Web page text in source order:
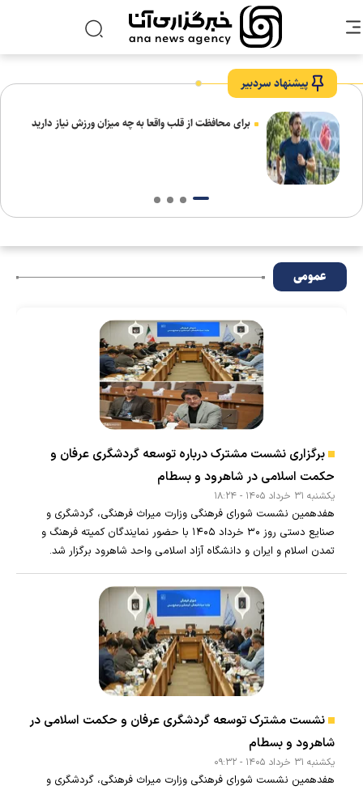
پیشنهاد سردبیر
برای محافظت از قلب واقعا به چه میزان ورزش نیاز دارید
عمومی
برگزاری نشست مشترک درباره توسعه گردشگری عرفان و
حکمت اسلامی در شاهرود و بسطام
يکشنبه ۳۱ خرداد ۱۴۰۵ - ۱۸:۲۴
هفدهمین نشست شورای فرهنگی وزارت میراث فرهنگی، گردشگری و
صنایع دستی روز ۳۰ خرداد ۱۴۰۵ با حضور نمایندگان کمیته فرهنگ و
تمدن اسلام و ایران و دانشگاه آزاد اسلامی واحد شاهرود برگزار شد.
نشست مشترک توسعه گردشگری عرفان و حکمت اسلامی در
شاهرود و بسطام
يکشنبه ۳۱ خرداد ۱۴۰۵ - ۰۹:۳۲
هفدهمین نشست شورای فرهنگی وزارت میراث فرهنگی، گردشگری و